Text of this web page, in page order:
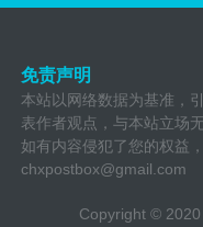
免责声明
本站以网络数据为基准，
表作者观点，与本站立场
如有内容侵犯了您的权益
chxpostbox@gmail.com
Copyright © 2020